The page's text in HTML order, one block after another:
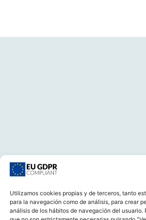
Utilizamos cookies propias y de terceros, tanto
para la navegación como de análisis, para crear
análisis de los hábitos de navegación del usuario.
CONTACTA